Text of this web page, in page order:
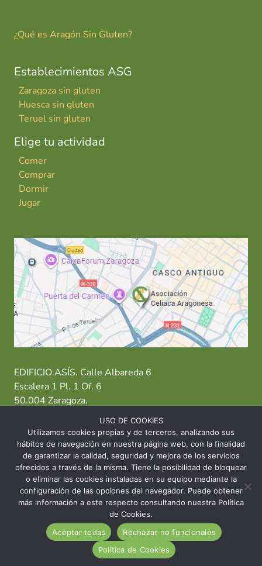
¿Qué es Aragón Sin Gluten?
Establecimientos ASG
Zaragoza sin gluten
Huesca sin gluten
Teruel sin gluten
Elige tu actividad
Comer
Comprar
Dormir
Jugar
EDIFICIO ASÍS. Calle Albareda 6
Escalera 1 Pl. 1 Of. 6
50.004 Zaragoza.
T: 976 484 949 M: 635 638 563
Sede Zaragoza·Sede Huesca· Sede Teruel
© 2026 Asociación Celíaca Aragonesa
INICIO CONTACTO
AVISO LEGAL
POLÍTICA DE COOKIES
POLÍTICA DE PRIVACIDAD
USO DE COOKIES
Utilizamos cookies propias y de terceros, analizando sus
hábitos de navegación en nuestra página web, con la finalidad
de garantizar la calidad, seguridad y mejora de los servicios
ofrecidos a través de la misma. Tiene la posibilidad de bloquear
o eliminar las cookies instaladas en su equipo mediante la
configuración de las opciones del navegador. Puede obtener
más información a este respecto consultando nuestra Política
de Cookies.
Aceptar todas
Rechazar no funcionales
Política de Cookies